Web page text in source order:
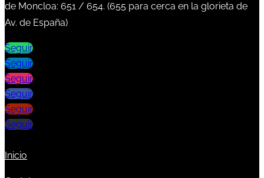
de Moncloa: 651 / 654. (655 para cerca en la glorieta de
Av. de España)
Seguir
Seguir
Seguir
Seguir
Seguir
Seguir
Inicio